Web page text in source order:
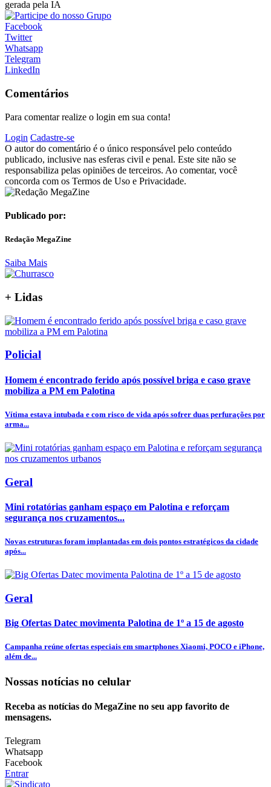
gerada pela IA
Facebook
Twitter
Whatsapp
Telegram
LinkedIn
Comentários
Para comentar realize o login em sua conta!
Login Cadastre-se
O autor do comentário é o único responsável pelo conteúdo
publicado, inclusive nas esferas civil e penal. Este site não se
responsabiliza pelas opiniões de terceiros. Ao comentar, você
concorda com os Termos de Uso e Privacidade.
Publicado por:
Redação MegaZine
Saiba Mais
+ Lidas
Policial
Homem é encontrado ferido após possível briga e caso grave
mobiliza a PM em Palotina
Vítima estava intubada e com risco de vida após sofrer duas perfurações por
arma...
Geral
Mini rotatórias ganham espaço em Palotina e reforçam
segurança nos cruzamentos...
Novas estruturas foram implantadas em dois pontos estratégicos da cidade
após...
Geral
Big Ofertas Datec movimenta Palotina de 1º a 15 de agosto
Campanha reúne ofertas especiais em smartphones Xiaomi, POCO e iPhone,
além de...
Nossas notícias no celular
Receba as notícias do MegaZine no seu app favorito de
mensagens.
Telegram
Whatsapp
Facebook
Entrar